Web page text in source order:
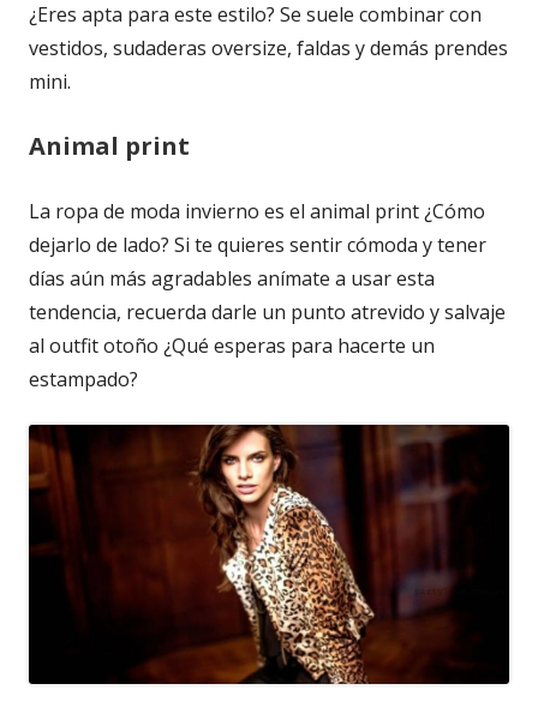
¿Eres apta para este estilo? Se suele combinar con
vestidos, sudaderas oversize, faldas y demás prendes
mini.
Animal print
La ropa de moda invierno es el animal print ¿Cómo
dejarlo de lado? Si te quieres sentir cómoda y tener
días aún más agradables anímate a usar esta
tendencia, recuerda darle un punto atrevido y salvaje
al outfit otoño ¿Qué esperas para hacerte un
estampado?